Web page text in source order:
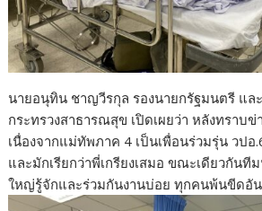
นายอนุทิน ชาญวีรกุล รองนายกรัฐมนตรี แล
กระทรวงสาธารณสุข เปิดเผยว่า หลังทราบข่
เนื่องจากแม่ทัพภาค 4 เป็นเพื่อนร่วมรุ่น วป
และมักเรียกว่าพี่เกรียงเสมอ ขณะเดียวกัน
ใหญ่รู้จักและร่วมกันงานบ่อย ทุกคนพ้นขีดอัน